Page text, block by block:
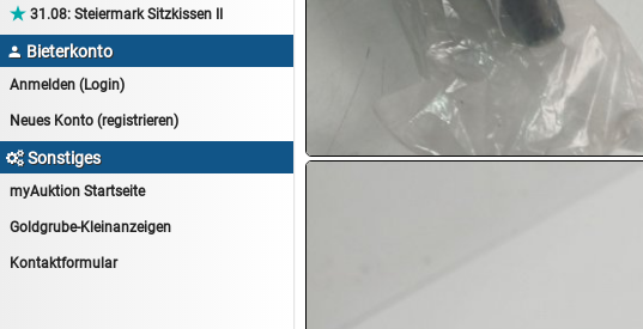
14.08:1€ Totalabverkauf
14.08:Haushaltsartikel 7
15.08:Drogerie/Kosmetik
15.08:Haushaltsartikel 8
 31.08: Steiermark Sitzkissen II
 Bieterkonto
Anmelden (Login)
Neues Konto (registrieren)
Sonstiges
myAuktion Startseite
Goldgrube-Kleinanzeigen
Kontaktformular